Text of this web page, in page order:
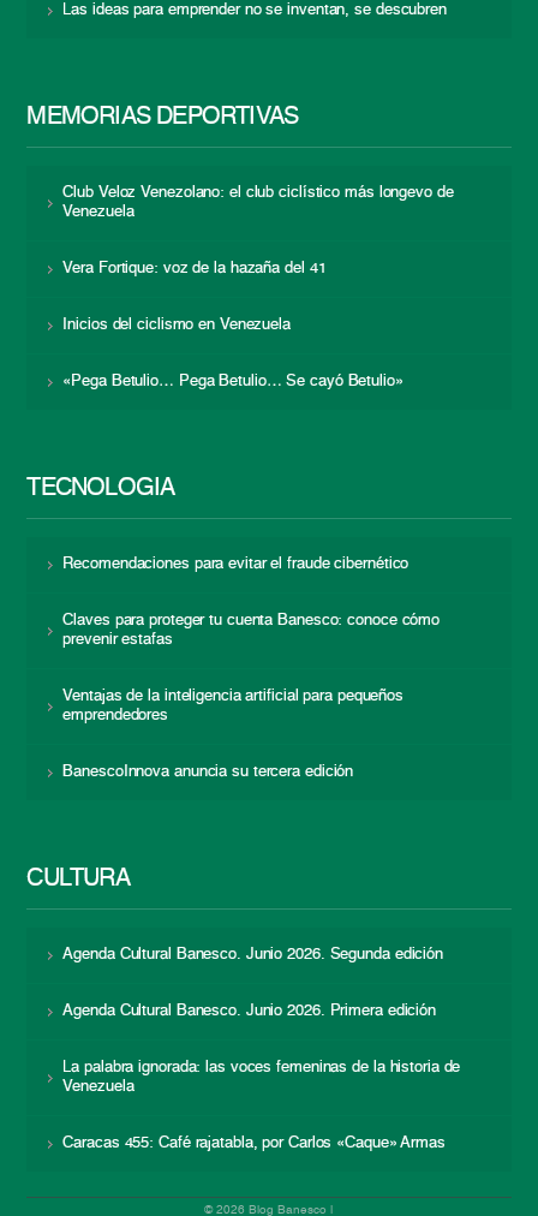
Las ideas para emprender no se inventan, se descubren
MEMORIAS DEPORTIVAS
Club Veloz Venezolano: el club ciclístico más longevo de
Venezuela
Vera Fortique: voz de la hazaña del 41
Inicios del ciclismo en Venezuela
«Pega Betulio… Pega Betulio… Se cayó Betulio»
TECNOLOGÍA
Recomendaciones para evitar el fraude cibernético
Claves para proteger tu cuenta Banesco: conoce cómo
prevenir estafas
Ventajas de la inteligencia artificial para pequeños
emprendedores
BanescoInnova anuncia su tercera edición
CULTURA
Agenda Cultural Banesco. Junio 2026. Segunda edición
Agenda Cultural Banesco. Junio 2026. Primera edición
La palabra ignorada: las voces femeninas de la historia de
Venezuela
Caracas 455: Café rajatabla, por Carlos «Caque» Armas
© 2026 Blog Banesco |